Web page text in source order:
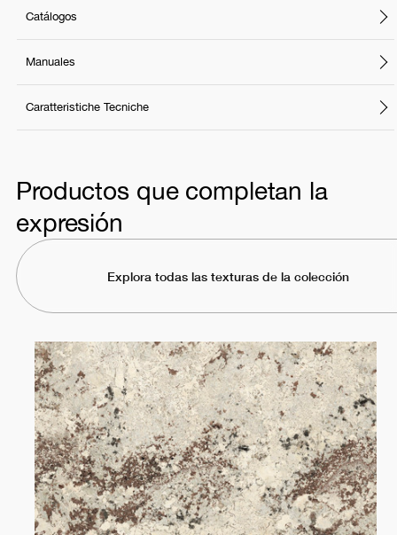
Catálogos
Manuales
Caratteristiche Tecniche
Productos que completan la
expresión
Explora todas las texturas de la colección